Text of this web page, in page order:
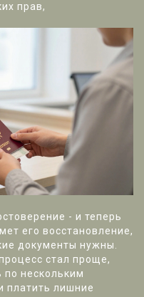
прав,
- и теперь
его восстановление,
документы нужны.
стал проще,
нескольким
платить лишние